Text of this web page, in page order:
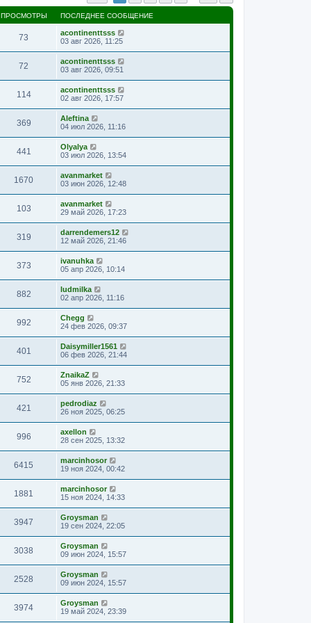
ПРОСМОТРЫ ПОСЛЕДНЕЕ СООБЩЕНИЕ
73
acontinenttsss
03 авг 2026, 11:25
72
acontinenttsss
03 авг 2026, 09:51
114
acontinenttsss
02 авг 2026, 17:57
369
Aleftina
04 июл 2026, 11:16
441
Olyalya
03 июл 2026, 13:54
1670
avanmarket
03 июн 2026, 12:48
103
avanmarket
29 май 2026, 17:23
319
darrendemers12
12 май 2026, 21:46
373
ivanuhka
05 апр 2026, 10:14
882
ludmilka
02 апр 2026, 11:16
992
Chegg
24 фев 2026, 09:37
401
Daisymiller1561
06 фев 2026, 21:44
752
ZnaikaZ
05 янв 2026, 21:33
421
pedrodiaz
26 ноя 2025, 06:25
996
axellon
28 сен 2025, 13:32
6415
marcinhosor
19 ноя 2024, 00:42
1881
marcinhosor
15 ноя 2024, 14:33
3947
Groysman
19 сен 2024, 22:05
3038
Groysman
09 июн 2024, 15:57
2528
Groysman
09 июн 2024, 15:57
3974
Groysman
19 май 2024, 23:39